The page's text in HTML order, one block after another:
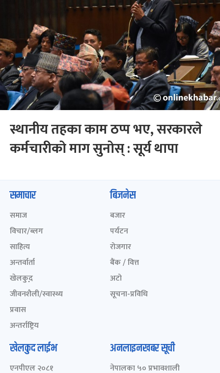
स्थानीय तहका काम ठप्प भए, सरकारले
कर्मचारीको माग सुनोस् : सूर्य थापा
समाचार
समाज
विचार/ब्लग
साहित्य
अन्तर्वार्ता
खेलकुद़़
जीवनशैली/स्वास्थ्य
प्रवास
अन्तर्राष्ट्रिय
बिजनेस
बजार
पर्यटन
रोजगार
बैंक / वित्त
अटो
सूचना-प्रविधि
खेलकुद लाईभ
एनपीएल २०८१
अनलाइनखबर सूची
नेपालका ५० प्रभावशाली